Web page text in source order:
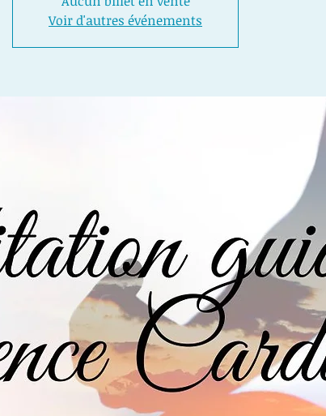
Voir d'autres événements